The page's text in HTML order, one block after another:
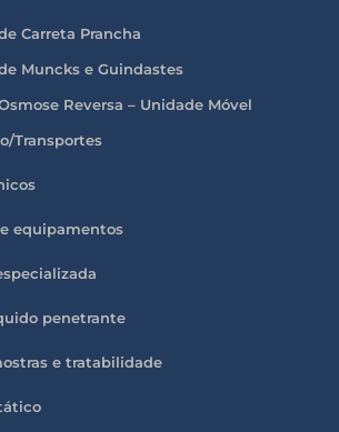
Carreta Prancha
Muncks e Guindastes
Reversa – Unidade Móvel
Transportes
equipamentos
penetrante
e tratabilidade